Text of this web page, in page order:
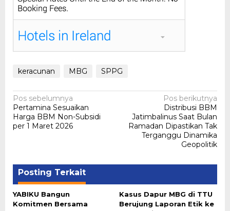
keracunan MBG SPPG
Navigasi
pos
Pos sebelumnya
Pertamina Sesuaikan
Harga BBM Non-Subsidi
per 1 Maret 2026
Pos berikutnya
Distribusi BBM
Jatimbalinus Saat Bulan
Ramadan Dipastikan Tak
Terganggu Dinamika
Geopolitik
Posting Terkait
YABIKU Bangun
Komitmen Bersama
Kasus Dapur MBG di TTU
Berujung Laporan Etik ke